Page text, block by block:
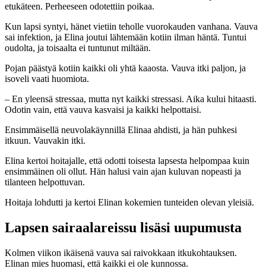
etukäteen. Perheeseen odotettiin poikaa.
Kun lapsi syntyi, hänet vietiin teholle vuorokauden vanhana. Vauva
sai infektion, ja Elina joutui lähtemään kotiin ilman häntä. Tuntui
oudolta, ja toisaalta ei tuntunut miltään.
Pojan päästyä kotiin kaikki oli yhtä kaaosta. Vauva itki paljon, ja
isoveli vaati huomiota.
– En yleensä stressaa, mutta nyt kaikki stressasi. Aika kului hitaasti.
Odotin vain, että vauva kasvaisi ja kaikki helpottaisi.
Ensimmäisellä neuvolakäynnillä Elinaa ahdisti, ja hän puhkesi
itkuun. Vauvakin itki.
Elina kertoi hoitajalle, että odotti toisesta lapsesta helpompaa kuin
ensimmäinen oli ollut. Hän halusi vain ajan kuluvan nopeasti ja
tilanteen helpottuvan.
Hoitaja lohdutti ja kertoi Elinan kokemien tunteiden olevan yleisiä.
Lapsen sairaalareissu lisäsi uupumusta
Kolmen viikon ikäisenä vauva sai raivokkaan itkukohtauksen.
Elinan mies huomasi, että kaikki ei ole kunnossa.